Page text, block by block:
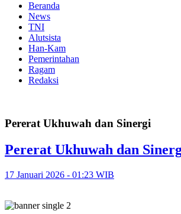
Beranda
News
TNI
Alutsista
Han-Kam
Pemerintahan
Ragam
Redaksi
Pererat Ukhuwah dan Sinergi
Pererat Ukhuwah dan
17 Januari 2026 - 01:23 WIB